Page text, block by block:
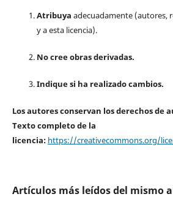
Atribuya adecuadamente (autores,
y a esta licencia).
No cree obras derivadas.
Indique si ha realizado cambios.
Los autores conservan los derechos de
Texto completo de la
licencia: https://creativecommons.org/
Artículos más leídos del mismo